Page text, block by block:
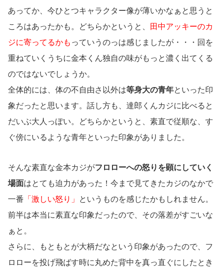
あってか、今ひとつキャラクター像が薄いかなぁと思うと
ころはあったかも。どちらかというと、
田中アッキーのカ
ジに寄ってるかも っていうのっは感じましたが・・・回を
重ねていくうちに金本くん独自の味がもっと濃く出てくる
のではないでしょうか。
全体的には、体の不自由さ以外は等身大の青年といった印
象だったと思います。話し方も、達郎くんカジに比べると
だいぶ大人っぽい。どちらかというと、素直で従順な、す
ぐ傍にいるような青年といった印象がありました。
そんな素直な金本カジがフロローへの怒りを顕にしていく
場面はとても迫力があった！今まで見てきたカジのなかで
一番 「激しい怒り」
というものを感じたかもしれません。
前半は本当に素直な印象だったので、その落差がすごいな
ぁと。
さらに、もともとが大柄だなという印象があったので、フ
ロローを投げ飛ばす時に丸めた背中を真っ直ぐにしたとき